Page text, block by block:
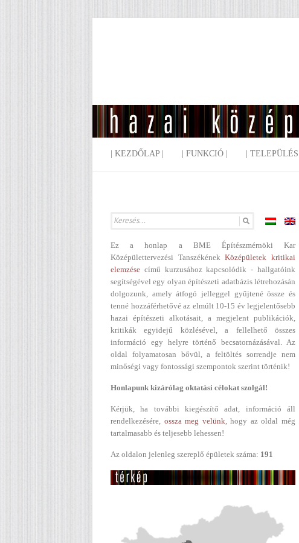
| KEZDŐLAP | | FUNKCIÓ | | TELEPÜLÉS |
Ez a honlap a BME Építészmérnöki Kar
Középülettervezési TanszékénekKözépületek kritikai
elemzése című kurzusához kapcsolódik - hallgatóink
segítségével egy olyan építészeti adatbázis létrehozásán
dolgozunk, amely átfogó jelleggel gyűjtené össze és
tenné hozzáférhetővé az elmúlt 10-15 év legjelentősebb
hazai építészeti alkotásait, a megjelent publikációk,
kritikák egyidejű közlésével, a fellelhető összes
információ egy helyre történő becsatornázásával. Az
oldal folyamatosan bővül, a feltöltés sorrendje nem
minőségi vagy fontossági szempontok szerint történik!
Honlapunk kizárólag oktatási célokat szolgál!
Kérjük, ha további kiegészítő adat, információ áll
rendelkezésére, ossza meg velünk, hogy az oldal még
tartalmasabb és teljesebb lehessen!
Az oldalon jelenleg szereplő épületek száma: 191